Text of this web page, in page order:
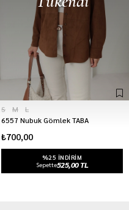
S M
L
6557 Nubuk Gömlek TABA
₺700,00
%25 INDIRIM
Sepette525,00 TL